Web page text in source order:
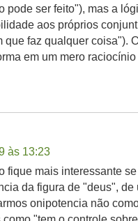
pode ser feito"), mas a
aos próprios
que faz qualquer coisa").
em um mero
às 13:23
fique mais interessante
da figura de "deus", de
onipotencia não